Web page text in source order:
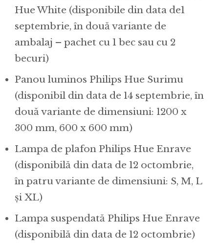
Hue White (disponibile din data de1
septembrie, în două variante de
ambalaj – pachet cu 1 bec sau cu 2
becuri)
Panou luminos Philips Hue Surimu
(disponibil din data de 14 septembrie, în
două variante de dimensiuni: 1200 x
300 mm, 600 x 600 mm)
Lampa de plafon Philips Hue Enrave
(disponibilă din data de 12 octombrie,
în patru variante de dimensiuni: S, M, L
și XL)
Lampa suspendată Philips Hue Enrave
(disponibilă din data de 12 octombrie)